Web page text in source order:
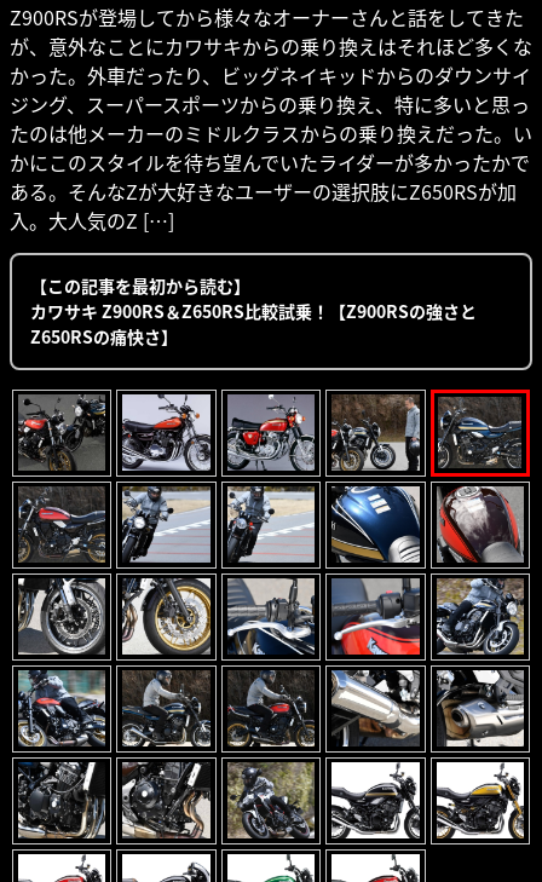
Z900RSが登場してから様々なオーナーさんと話をしてきた
が、意外なことにカワサキからの乗り換えはそれほど多くな
かった。外車だったり、ビッグネイキッドからのダウンサイ
ジング、スーパースポーツからの乗り換え、特に多いと思っ
たのは他メーカーのミドルクラスからの乗り換えだった。い
かにこのスタイルを待ち望んでいたライダーが多かったかで
ある。そんなZが大好きなユーザーの選択肢にZ650RSが加
入。大人気のZ […]
【この記事を最初から読む】
カワサキ Z900RS＆Z650RS比較試乗！【Z900RSの強さと
Z650RSの痛快さ】